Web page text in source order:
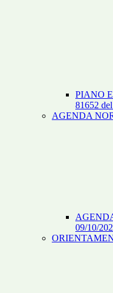
PIANO
81652
AGENDA
09/10/